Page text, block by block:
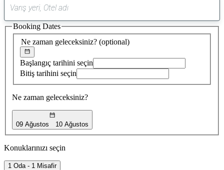
öneri
bulundu
Ne zaman geleceksiniz? (optional)
Başlangıç tarihini seçin
Bitiş tarihini seçin
Ne zaman geleceksiniz?
09 Ağustos 10 Ağustos
Booking Dates
Konuklarınızı seçin
1 Oda - 1 Misafir